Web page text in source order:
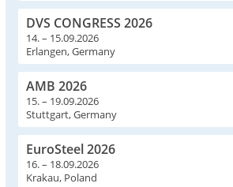
DVS CONGRESS 2026
14. – 15.09.2026
Erlangen, Germany
AMB 2026
15. – 19.09.2026
Stuttgart, Germany
EuroSteel 2026
16. – 18.09.2026
Krakau, Poland